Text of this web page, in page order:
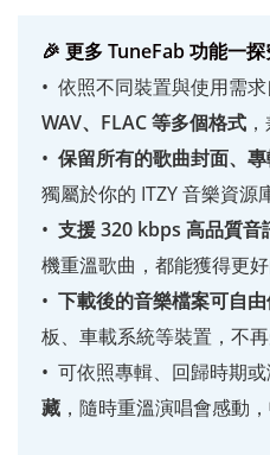
🎉 更多 TuneFab 功能一探
依照不同裝置與使用需求
WAV、FLAC 等多個格式
保留所有的歌曲封面、
獨屬於你的 ITZY 音樂資源
支援 320 kbps 高品質音
機重溫歌曲，都能獲得更
下載後的音樂檔案可自
板、車載系統等裝置，不
可依照專輯、回歸時期
藏 ，隨時重溫演唱會感動